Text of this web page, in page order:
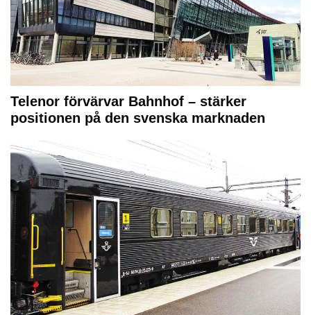
Telenor förvärvar Bahnhof – stärker
positionen på den svenska marknaden